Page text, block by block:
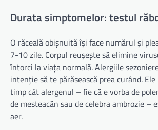
Durata simptomelor: testul
O răceală obișnuită își face numărul și
7-10 zile. Corpul reușește să elimine
întorci la viața normală. Alergiile
intenție să te părăsească prea curând.
timp cât alergenul – fie că e vorba de
de mesteacăn sau de celebra ambrozie –
aer.